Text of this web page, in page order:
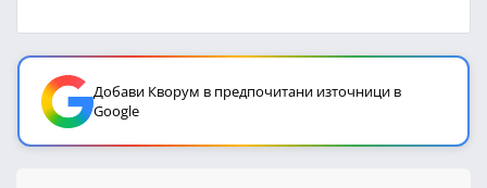
Добави Кворум в предпочитани източници в
Google